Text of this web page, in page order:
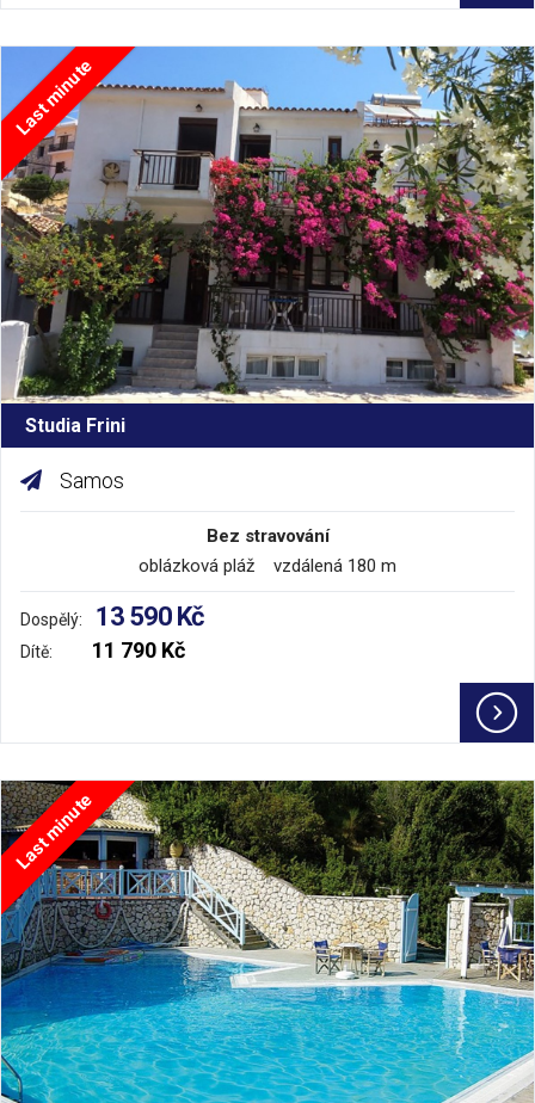
Last minute
Studia Frini
Samos
Bez stravování
oblázková pláž vzdálená 180 m
Dospělý: 13 590 Kč
Dítě: 11 790 Kč
Last minute